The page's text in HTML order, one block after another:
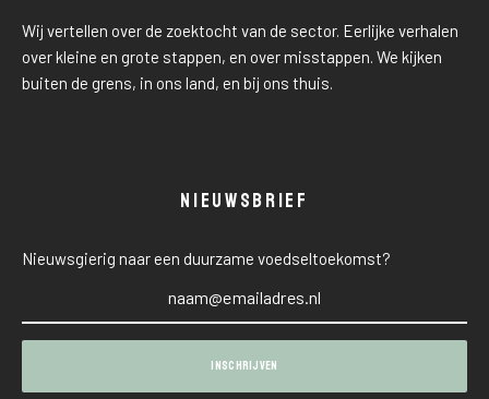
Wij vertellen over de zoektocht van de sector. Eerlijke verhalen
over kleine en grote stappen, en over misstappen. We kijken
buiten de grens, in ons land, en bij ons thuis.
NIEUWSBRIEF
Nieuwsgierig naar een duurzame voedseltoekomst?